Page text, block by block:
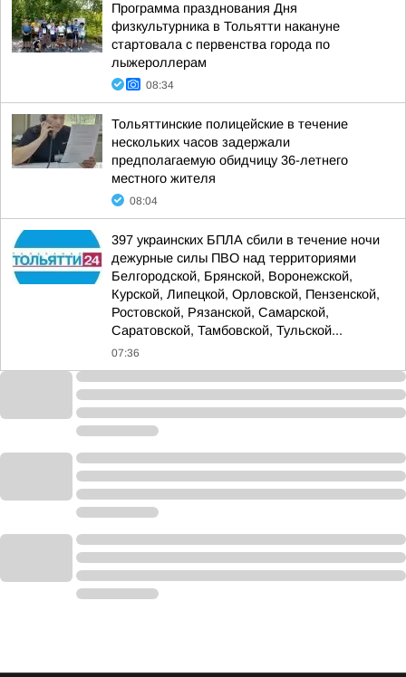
Программа празднования Дня
физкультурника в Тольятти накануне
стартовала с первенства города по
лыжероллерам
08:34
Тольяттинские полицейские в течение
нескольких часов задержали
предполагаемую обидчицу 36-летнего
местного жителя
08:04
397 украинских БПЛА сбили в течение ночи
дежурные силы ПВО над территориями
Белгородской, Брянской, Воронежской,
Курской, Липецкой, Орловской, Пензенской,
Ростовской, Рязанской, Самарской,
Саратовской, Тамбовской, Тульской...
07:36